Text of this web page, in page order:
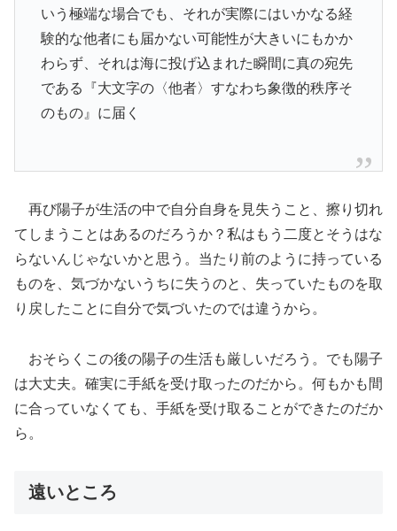
いう極端な場合でも、それが実際にはいかなる経
験的な他者にも届かない可能性が大きいにもかか
わらず、それは海に投げ込まれた瞬間に真の宛先
である『大文字の〈他者〉すなわち象徴的秩序そ
のもの』に届く
再び陽子が生活の中で自分自身を見失うこと、擦り切れ
てしまうことはあるのだろうか？私はもう二度とそうはな
らないんじゃないかと思う。当たり前のように持っている
ものを、気づかないうちに失うのと、失っていたものを取
り戻したことに自分で気づいたのでは違うから。
おそらくこの後の陽子の生活も厳しいだろう。でも陽子
は大丈夫。確実に手紙を受け取ったのだから。何もかも間
に合っていなくても、手紙を受け取ることができたのだか
ら。
遠いところ